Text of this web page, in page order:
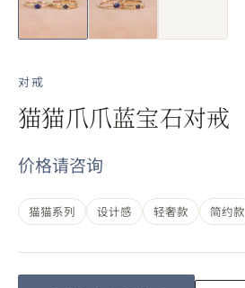
对戒
猫猫爪爪蓝宝石对戒
价格请咨询
猫猫系列 设计感 轻奢款 简约款